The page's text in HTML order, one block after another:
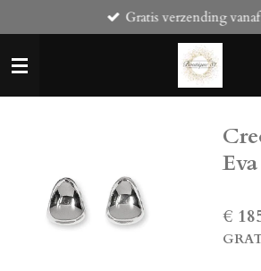
direct
naar
de
hoofdinhoud
Gratis verzending
Eva
€